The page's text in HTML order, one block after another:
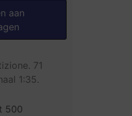
aan
71
1:35.
500